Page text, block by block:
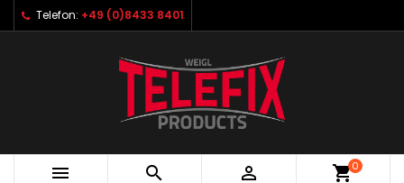
Telefon: +49 (0)8433 8401
   shopping_cart0